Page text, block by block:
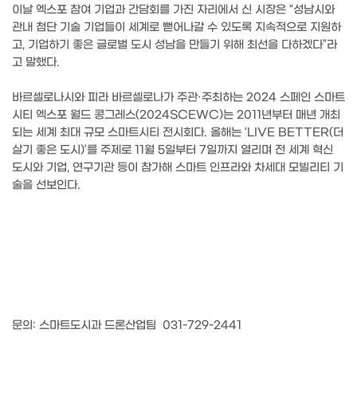
이날 엑스포 참여 기업과 간담회를 가진 자리에서 신 시장은 “성남시와
관내 첨단 기술 기업들이 세계로 뻗어나갈 수 있도록 지속적으로 지원하
고, 기업하기 좋은 글로벌 도시 성남을 만들기 위해 최선을 다하겠다”라
고 말했다.
바르셀로나시와 피라 바르셀로나가 주관·주최하는 2024 스페인 스마트
시티 엑스포 월드 콩그레스(2024SCEWC)는 2011년부터 매년 개최
되는 세계 최대 규모 스마트시티 전시회다. 올해는 ‘LIVE BETTER(더
살기 좋은 도시)’를 주제로 11월 5일부터 7일까지 열리며 전 세계 혁신
도시와 기업, 연구기관 등이 참가해 스마트 인프라와 차세대 모빌리티 기
술을 선보인다.
문의: 스마트도시과 드론산업팀 031-729-2441